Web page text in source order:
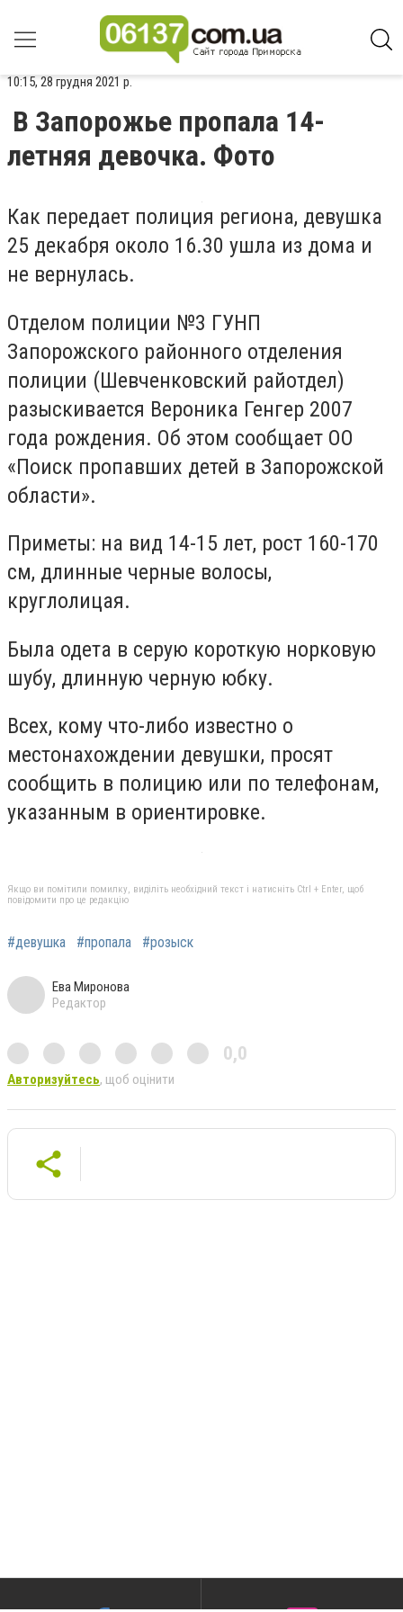
10:15, 28 грудня 2021 р.
В Запорожье пропала 14-
летняя девочка. Фото
Как передает полиция региона, девушка
25 декабря около 16.30 ушла из дома и
не вернулась.
Отделом полиции №3 ГУНП
Запорожского районного отделения
полиции (Шевченковский райотдел)
разыскивается Вероника Генгер 2007
года рождения. Об этом сообщает ОО
«Поиск пропавших детей в Запорожской
области».
Приметы: на вид 14-15 лет, рост 160-170
см, длинные черные волосы,
круглолицая.
Была одета в серую короткую норковую
шубу, длинную черную юбку.
Всех, кому что-либо известно о
местонахождении девушки, просят
сообщить в полицию или по телефонам,
указанным в ориентировке.
Якщо ви помітили помилку, виділіть необхідний текст і натисніть Ctrl + Enter, щоб
повідомити про це редакцію
#девушка #пропала #розыск
Ева Миронова
Редактор
0,0
Авторизуйтесь, щоб оцінити